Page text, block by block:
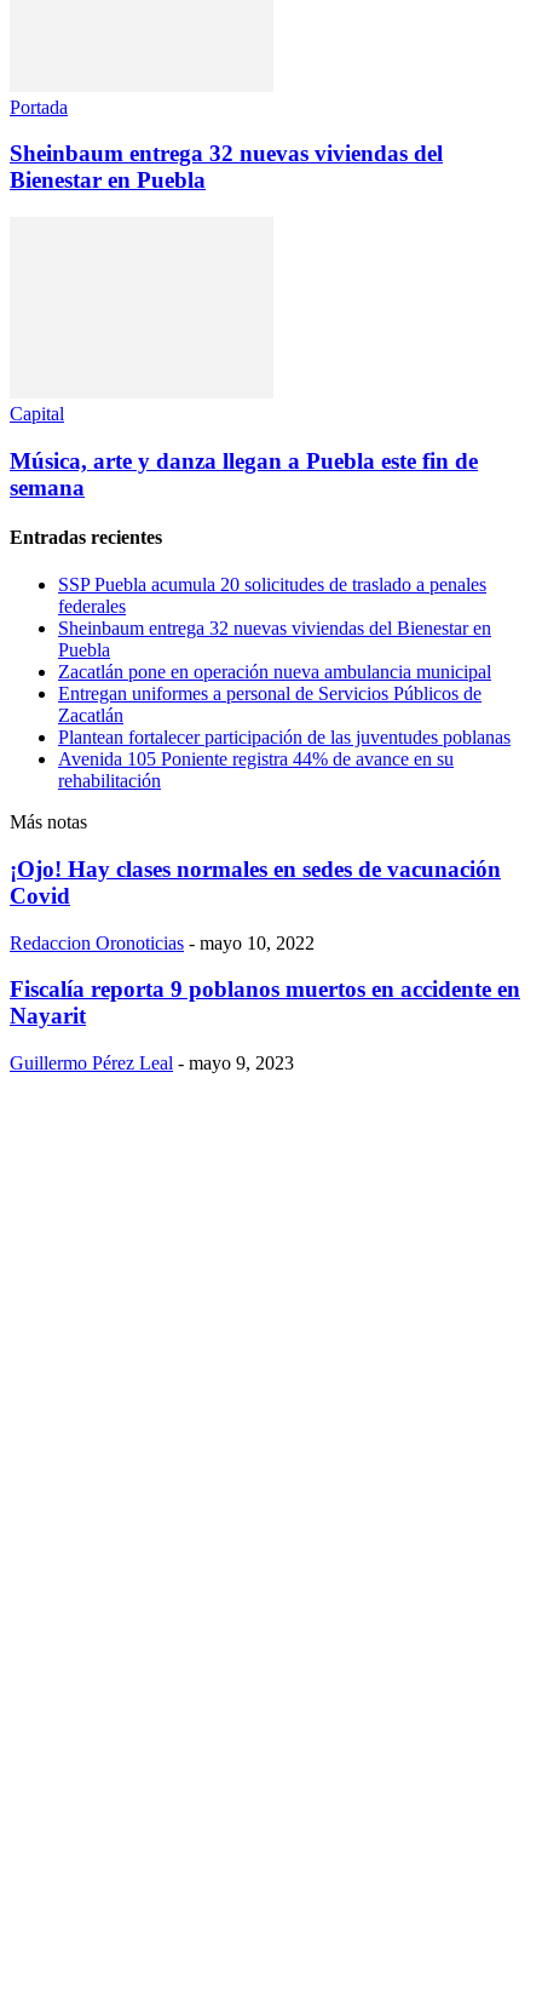
Portada
Sheinbaum entrega 32 nuevas viviendas del
Bienestar en Puebla
Capital
Música, arte y danza llegan a Puebla este fin de
semana
Entradas recientes
SSP Puebla acumula 20 solicitudes de traslado a penales
federales
Sheinbaum entrega 32 nuevas viviendas del Bienestar en
Puebla
Zacatlán pone en operación nueva ambulancia municipal
Entregan uniformes a personal de Servicios Públicos de
Zacatlán
Plantean fortalecer participación de las juventudes poblanas
Avenida 105 Poniente registra 44% de avance en su
rehabilitación
Más notas
¡Ojo! Hay clases normales en sedes de vacunación
Covid
Redaccion Oronoticias - mayo 10, 2022
Fiscalía reporta 9 poblanos muertos en accidente en
Nayarit
Guillermo Pérez Leal - mayo 9, 2023